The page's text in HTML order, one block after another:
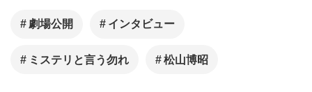
劇場公開 インタビュー
ミステリと言う勿れ 松山博昭